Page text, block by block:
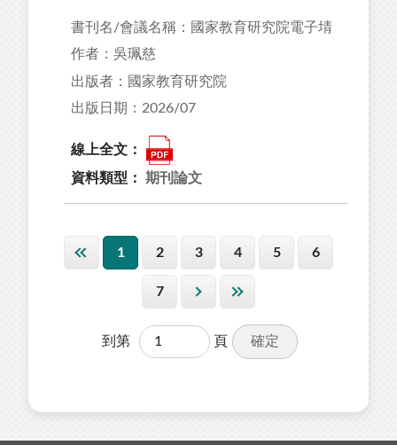
書刊名/會議名稱：國家教育研究院電子埥
作者：吳珮慈
出版者：國家教育研究院
出版日期：2026/07
線上全文：
資料類型： 期刊論文
1 2 3 4 5 6
7
到第 頁 確定